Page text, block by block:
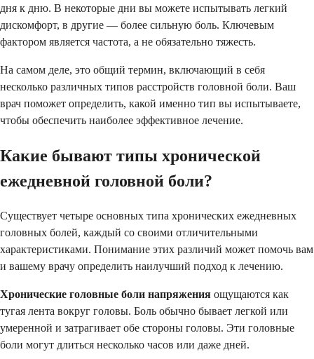
дня к дню. В некоторые дни вы можете испытывать легкий
дискомфорт, в другие — более сильную боль. Ключевым
фактором является частота, а не обязательно тяжесть.
На самом деле, это общий термин, включающий в себя
несколько различных типов расстройств головной боли. Ваш
врач поможет определить, какой именно тип вы испытываете,
чтобы обеспечить наиболее эффективное лечение.
Какие бывают типы хронической
ежедневной головной боли?
Существует четыре основных типа хронических ежедневных
головных болей, каждый со своими отличительными
характеристиками. Понимание этих различий может помочь вам
и вашему врачу определить наилучший подход к лечению.
Хронические головные боли напряжения ощущаются как
тугая лента вокруг головы. Боль обычно бывает легкой или
умеренной и затрагивает обе стороны головы. Эти головные
боли могут длиться несколько часов или даже дней.